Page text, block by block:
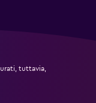
tuttavia,